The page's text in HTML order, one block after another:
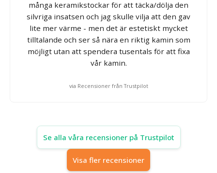
många keramikstockar för att täcka/dölja den
silvriga insatsen och jag skulle vilja att den gav
lite mer värme - men det är estetiskt mycket
tilltalande och ser så nära en riktig kamin som
möjligt utan att spendera tusentals för att fixa
vår kamin.
via Recensioner från Trustpilot
Se alla våra recensioner på Trustpilot
Visa fler recensioner